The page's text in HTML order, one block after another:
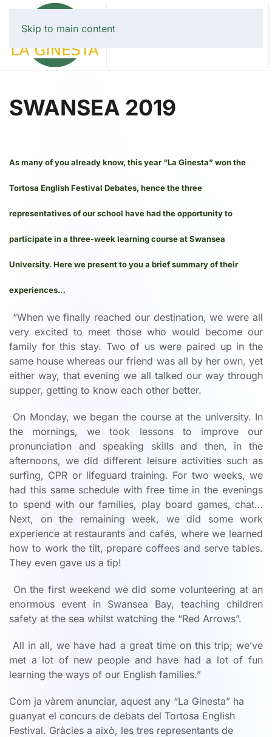
Skip to main content
SWANSEA 2019
As many of you already know, this year “La Ginesta” won the
Tortosa English Festival Debates, hence the three
representatives of our school have had the opportunity to
participate in a three-week learning course at Swansea
University. Here we present to you a brief summary of their
experiences…
“When we finally reached our destination, we were all
very excited to meet those who would become our
family for this stay. Two of us were paired up in the
same house whereas our friend was all by her own, yet
either way, that evening we all talked our way through
supper, getting to know each other better.
On Monday, we began the course at the university. In
the mornings, we took lessons to improve our
pronunciation and speaking skills and then, in the
afternoons, we did different leisure activities such as
surfing, CPR or lifeguard training. For two weeks, we
had this same schedule with free time in the evenings
to spend with our families, play board games, chat…
Next, on the remaining week, we did some work
experience at restaurants and cafés, where we learned
how to work the tilt, prepare coffees and serve tables.
They even gave us a tip!
On the first weekend we did some volunteering at an
enormous event in Swansea Bay, teaching children
safety at the sea whilst watching the “Red Arrows”.
All in all, we have had a great time on this trip; we’ve
met a lot of new people and have had a lot of fun
learning the ways of our English families.”
Com ja vàrem anunciar, aquest any “La Ginesta” ha
guanyat el concurs de debats del Tortosa English
Festival. Gràcies a això, les tres representants de